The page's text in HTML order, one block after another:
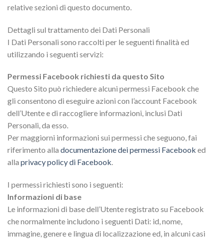
relative sezioni di questo documento.
Dettagli sul trattamento dei Dati Personali
I Dati Personali sono raccolti per le seguenti finalità ed
utilizzando i seguenti servizi:
Permessi Facebook richiesti da questo Sito
Questo Sito può richiedere alcuni permessi Facebook che
gli consentono di eseguire azioni con l’account Facebook
dell’Utente e di raccogliere informazioni, inclusi Dati
Personali, da esso.
Per maggiorni informazioni sui permessi che seguono, fai
riferimento alla documentazione dei permessi Facebook ed
alla privacy policy di Facebook.
I permessi richiesti sono i seguenti:
Informazioni di base
Le informazioni di base dell’Utente registrato su Facebook
che normalmente includono i seguenti Dati: id, nome,
immagine, genere e lingua di localizzazione ed, in alcuni casi